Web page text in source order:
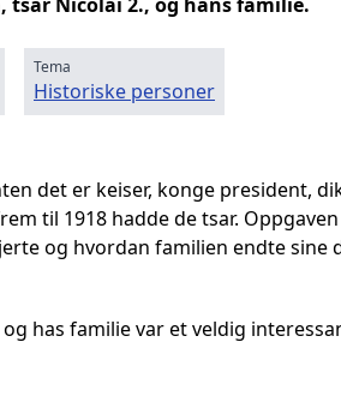
Tema
Historiske personer
det er keiser, konge president,
til 1918 hadde de tsar.
og hvordan familien endte sine
has familie var et veldig